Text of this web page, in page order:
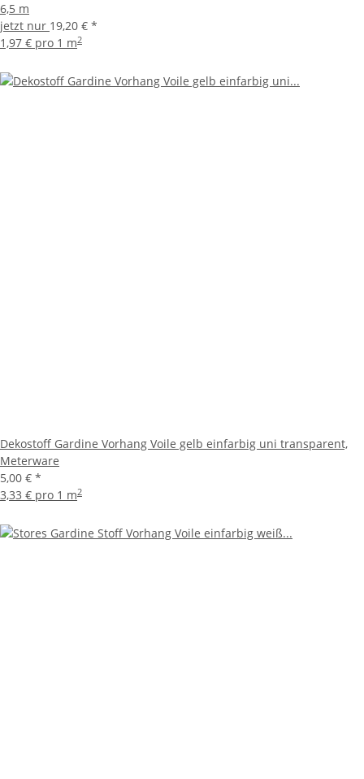
6,5 m
jetzt nur 19,20 € *
1,97 € pro 1 m2
Dekostoff Gardine Vorhang Voile gelb einfarbig uni transparent,
Meterware
5,00 € *
3,33 € pro 1 m2